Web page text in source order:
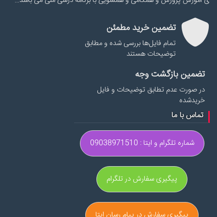
تضمین خرید مطمئن
تمام فایل‌ها بررسی شده و مطابق
توضیحات هستند
تضمین بازگشت وجه
در صورت عدم تطابق توضیحات و فایل
خریدشده
تماس با ما
شماره تلگرام و ایتا : 09038971510
پیگیری سفارش در تلگرام